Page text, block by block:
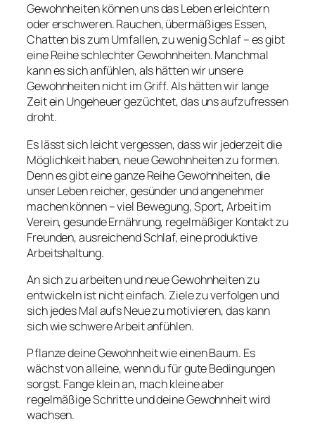
Gewohnheiten können uns das Leben erleichtern
oder erschweren. Rauchen, übermäßiges Essen,
Chatten bis zum Umfallen, zu wenig Schlaf – es gibt
eine Reihe schlechter Gewohnheiten. Manchmal
kann es sich anfühlen, als hätten wir unsere
Gewohnheiten nicht im Griff. Als hätten wir lange
Zeit ein Ungeheuer gezüchtet, das uns aufzufressen
droht.
Es lässt sich leicht vergessen, dass wir jederzeit die
Möglichkeit haben, neue Gewohnheiten zu formen.
Denn es gibt eine ganze Reihe Gewohnheiten, die
unser Leben reicher, gesünder und angenehmer
machen können – viel Bewegung, Sport, Arbeit im
Verein, gesunde Ernährung, regelmäßiger Kontakt zu
Freunden, ausreichend Schlaf, eine produktive
Arbeitshaltung.
An sich zu arbeiten und neue Gewohnheiten zu
entwickeln ist nicht einfach. Ziele zu verfolgen und
sich jedes Mal aufs Neue zu motivieren, das kann
sich wie schwere Arbeit anfühlen.
Pflanze deine Gewohnheit wie einen Baum. Es
wächst von alleine, wenn du für gute Bedingungen
sorgst. Fange klein an, mach kleine aber
regelmäßige Schritte und deine Gewohnheit wird
wachsen.